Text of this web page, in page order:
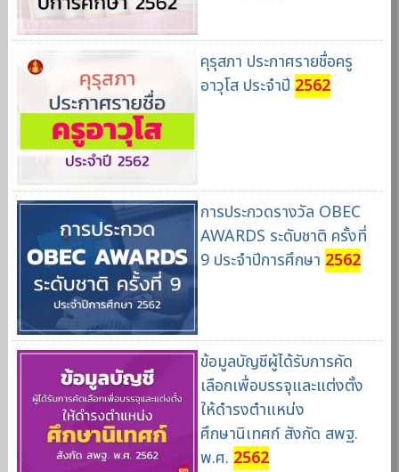
คุรุสภา ประกาศรายชื่อครู
อาวุโส ประจำปี 2562
การประกวดรางวัล OBEC
AWARDS ระดับชาติ ครั้งที่
9 ประจำปีการศึกษา 2562
ข้อมูลบัญชีผู้ได้รับการคัด
เลือกเพื่อบรรจุและแต่งตั้ง
ให้ดำรงตำแหน่ง
ศึกษานิเทศก์ สังกัด สพฐ.
พ.ศ. 2562